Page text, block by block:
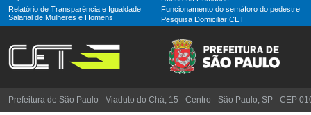
Relatório de Transparência e Igualdade
Salarial de Mulheres e Homens
Funcionamento do semáforo do pedestre
Pesquisa Domiciliar CET
Prefeitura de São Paulo - Viaduto do Chá, 15 - Centro - São Paulo, SP - CEP